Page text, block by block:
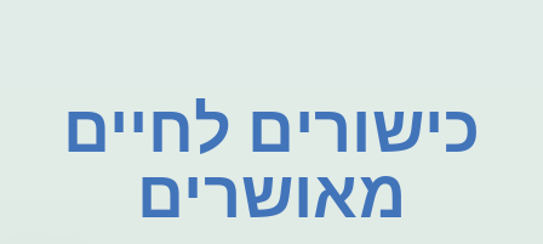
כישורים לחיים
מאושרים